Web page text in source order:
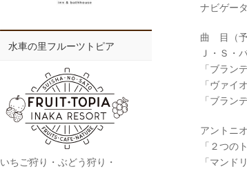
ナビゲー
曲 目（予
Ｊ・Ｓ・
「ブラン
「ヴァイ
「ブラン
アントニ
「２つの
「マンド
水車の里フルーツトピア
いちご狩り・ぶどう狩り・